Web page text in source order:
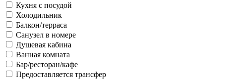
Кухня с посудой
Холодильник
Балкон/терраса
Санузел в номере
Душевая кабина
Ванная комната
Бар/ресторан/кафе
Предоставляется трансфер